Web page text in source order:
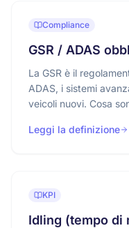
Compliance
GSR / ADAS
La GSR è il
ADAS, i sistemi
veicoli nuovi. Cosa
Leggi la definizione
KPI
Idling (tempo di